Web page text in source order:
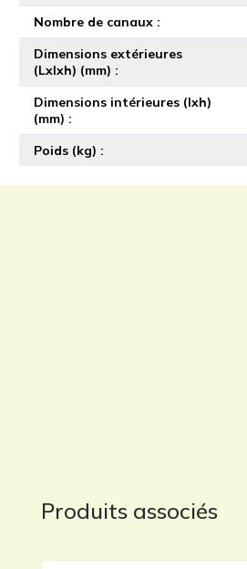
Nombre de canaux
Dimensions extérieures
(Lxlxh) (mm)
Dimensions intérieures (lxh)
(mm)
Poids (kg)
Produits associés